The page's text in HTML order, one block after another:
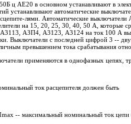
ц АЕ20 в основном устанавливают в
устанавливают автоматические
лями. Автоматические
на 15, 20, 25, 30, 40, 50 А, которые
А3113, АЗП4, A3123, A3124 на ток 100 А
Выключатели с последней цифрой 3 --
превышением тока срабатывания
применяются в однофазных цепях,
ток расцепителя должен быть
-- максимальный номинальный ток цепи